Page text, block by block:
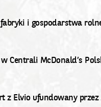
i gospodarstwa
Centrali McDonald’s
z Elvio ufundowany przez